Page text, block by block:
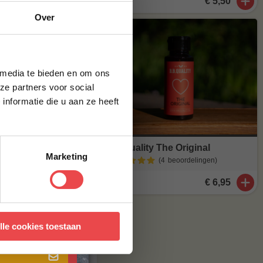
Over
te bieden en om ons
partners voor social
die u aan ze heeft
Marketing
cookies toestaan
minuten
waardoor de
eens op kip
lichte
BBQuality The Original
(4 beoordelingen)
€ 6,95